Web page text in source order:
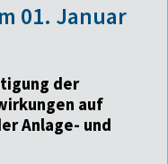
01. Januar
der
auf
Anlage- und